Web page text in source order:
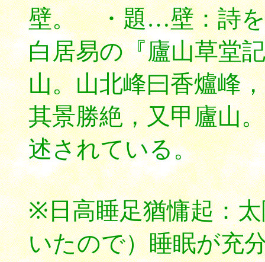
壁。 ・題…壁：詩
白居易の『廬山草堂
山。山北峰曰香爐峰
其景勝絶，又甲廬山
述されている。
※日高睡足猶慵起：
いたので）睡眠が充